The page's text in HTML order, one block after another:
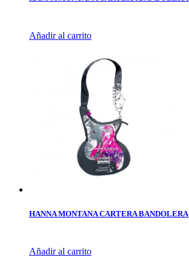
Añadir al carrito
HANNA MONTANA CARTERA BANDOLERA
Añadir al carrito